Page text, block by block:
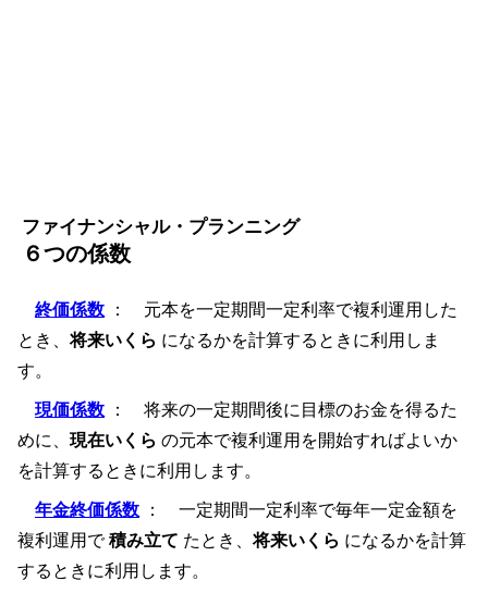
ファイナンシャル・プランニング
６つの係数
終価係数 ： 元本を一定期間一定利率で複利運用した
とき、将来いくら になるかを計算するときに利用しま
す。
現価係数 ： 将来の一定期間後に目標のお金を得るた
めに、 現在いくら の元本で複利運用を開始すればよいか
を計算するときに利用します。
年金終価係数 ： 一定期間一定利率で毎年一定金額を
複利運用で積み立て たとき、将来いくら になるかを計算
するときに利用します。